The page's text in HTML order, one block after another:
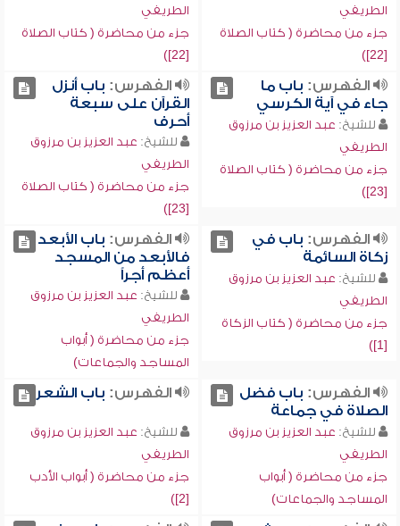
الطريفي
جزء من محاضرة ( كتاب الصلاة
[22])
الطريفي
جزء من محاضرة ( كتاب الصلاة
[22])
الفهرس: باب ما
جاء في آية الكرسي
للشيخ: عبد العزيز بن مرزوق
الطريفي
جزء من محاضرة ( كتاب الصلاة
[23])
الفهرس: باب أنزل
القرآن على سبعة
أحرف
للشيخ: عبد العزيز بن مرزوق
الطريفي
جزء من محاضرة ( كتاب الصلاة
[23])
الفهرس: باب في
زكاة السائمة
للشيخ: عبد العزيز بن مرزوق
الطريفي
جزء من محاضرة ( كتاب الزكاة
[1])
الفهرس: باب الأبعد
فالأبعد من المسجد
أعظم أجراً
للشيخ: عبد العزيز بن مرزوق
الطريفي
جزء من محاضرة ( أبواب
المساجد والجماعات)
الفهرس: باب فضل
الصلاة في جماعة
للشيخ: عبد العزيز بن مرزوق
الطريفي
جزء من محاضرة ( أبواب
المساجد والجماعات)
الفهرس: باب الشعر
للشيخ: عبد العزيز بن مرزوق
الطريفي
جزء من محاضرة ( أبواب الأدب
[2])